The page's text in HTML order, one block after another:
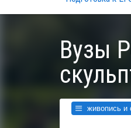
Вузы
живопись и